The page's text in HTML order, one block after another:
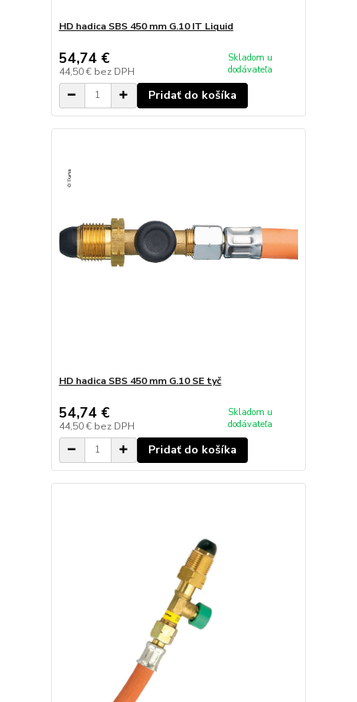
HD hadica SBS 450 mm G.10 IT Liquid
54,74 €
44,50 € bez DPH
Skladom u
dodávateľa
Pridať do košíka
HD hadica SBS 450 mm G.10 SE tyč
54,74 €
44,50 € bez DPH
Skladom u
dodávateľa
Pridať do košíka